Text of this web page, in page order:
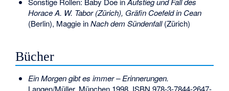
Horace A. W. Tabor (Zürich), Gräfin Coefeld in Cean
(Berlin), Maggie inNach dem Sündenfall(Zürich)
Bücher
Ein Morgen gibt es immer – Erinnerungen.
Langen/Müller, München 1998, ISBN 978-3-7844-2647-